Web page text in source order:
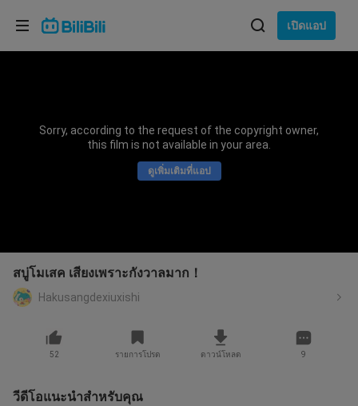
เปิดแอป
Sorry, according to the request of the copyright owner,
this film is not available in your area.
ดูเพิ่มเติมที่แอป
สบู่โมเสค เสียงเพราะกังวาลมาก！
Hakusangdexiuxishi
52 รายการโปรด ดาวน์โหลด 9
วีดีโอแนะนำสำหรับคุณ
เลือกภาษา